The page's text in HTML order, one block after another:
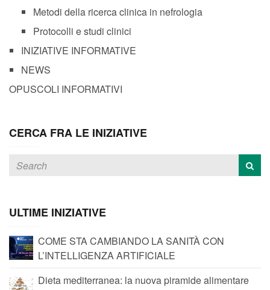
Metodi della ricerca clinica in nefrologia
Protocolli e studi clinici
INIZIATIVE INFORMATIVE
NEWS
OPUSCOLI INFORMATIVI
CERCA FRA LE INIZIATIVE
ULTIME INIZIATIVE
COME STA CAMBIANDO LA SANITÀ CON
L’INTELLIGENZA ARTIFICIALE
Dieta mediterranea: la nuova piramide alimentare